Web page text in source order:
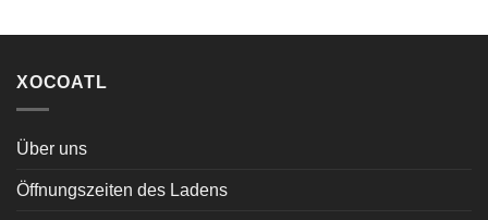
XOCOATL
Über uns
Öffnungszeiten des Ladens